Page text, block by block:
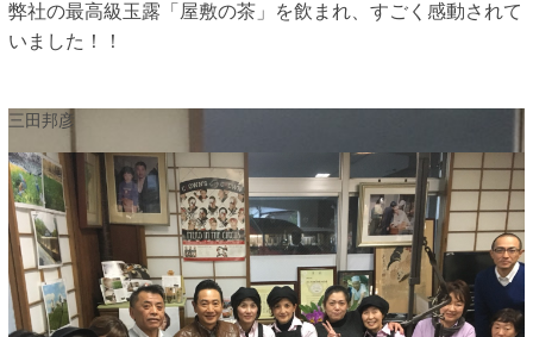
弊社の最高級玉露「屋敷の茶」を飲まれ、すごく感動されて
いました！！
三田邦彦